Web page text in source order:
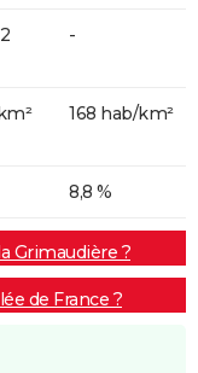
-
168 hab/km²
8,8 %
Grimaudière ?
de France ?